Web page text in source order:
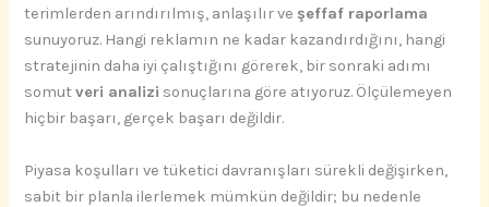
terimlerden arındırılmış, anlaşılır ve şeffaf raporlama
sunuyoruz. Hangi reklamın ne kadar kazandırdığını, hangi
stratejinin daha iyi çalıştığını görerek, bir sonraki adımı
somutveri analizi sonuçlarına göre atıyoruz. Ölçülemeyen
hiçbir başarı, gerçek başarı değildir.
Piyasa koşulları ve tüketici davranışları sürekli değişirken,
sabit bir planla ilerlemek mümkün değildir; bu nedenle